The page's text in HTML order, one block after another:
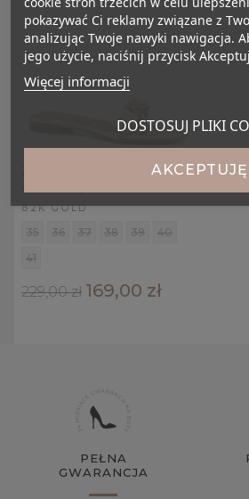
Złote klapki z silikonową
82K GOLD
35 36 37 38 39
40
41
229,00 zł 169,00 zł
PEŁNA
GWARANCJA
pokazywać Ci reklamy związane z
analizując Twoje nawyki nawigacja.
jego użycie, naciśnij przycisk
Więcej informacji
DOSTOSUJ PLIKI
AKCEPTUJĘ